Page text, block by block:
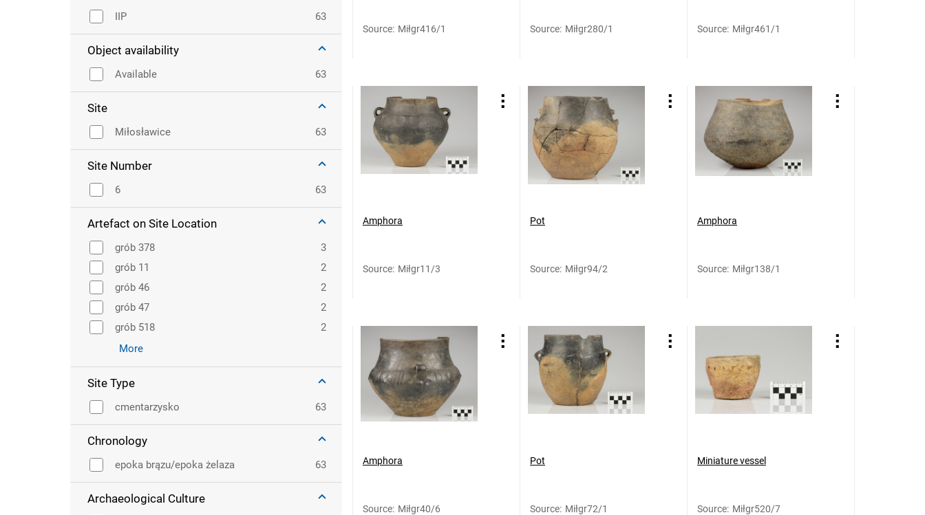
IIP 63
Object availability
Available 63
Site
Miłosławice 63
Site Number
6 63
Artefact on Site Location
grób 378
3
grób 11
2
grób 46
2
grób 47
2
grób 518
2
More
Site Type
cmentarzysko 63
Chronology
epoka brązu/epoka żelaza 63
Archaeological Culture
Source: Miłgr416/1 Source: Miłgr280/1 Source: Miłgr461/1
Amphora
Source: Miłgr11/3
Pot
Source: Miłgr94/2
Amphora
Source: Miłgr138/1
Amphora
Source: Miłgr40/6
Pot
Source: Miłgr72/1
Miniature vessel
Source: Miłgr520/7